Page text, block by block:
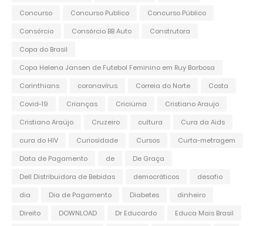
Concurso
Concurso Publico
Concurso Público
Consórcio
Consórcio BB Auto
Construtora
Copa do Brasil
Copa Helena Jansen de Futebol Feminino em Ruy Barbosa
Corinthians
coronavírus Correia do Norte
Costa
Covid-19
Crianças Criciúma
Cristiano Araujo
Cristiano Araújo
Cruzeiro cultura
Cura da Aids
cura do HIV
Curiosidade Cursos
Curta-metragem
Data de Pagamento
de
De Graça
Dell Distribuidora de Bebidas
democráticos
desafio
dia
Dia de Pagamento Diabetes
dinheiro
Direito
DOWNLOAD Dr Educardo
Educa Mais Brasil